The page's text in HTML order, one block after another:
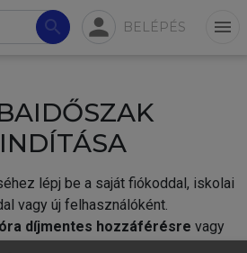
search person BELÉPÉS menu
lépj be a saját fiókoddal, iskolai
vagy új felhasználóként.
díjmentes hozzáférésre vagy